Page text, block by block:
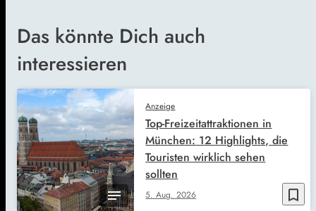
Das könnte Dich auch
interessieren
bookmark_border
Anzeige
5. Aug. 2026
Top-Freizeitattraktionen in
München: 12 Highlights, die
Touristen wirklich sehen
sollten